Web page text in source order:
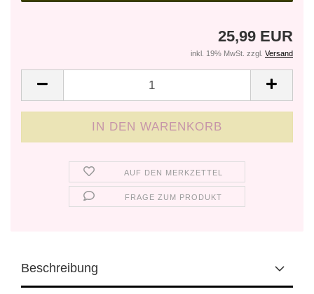
25,99 EUR
inkl. 19% MwSt. zzgl. Versand
AUF DEN MERKZETTEL
FRAGE ZUM PRODUKT
Beschreibung